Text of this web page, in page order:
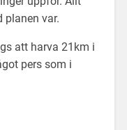
planen var.
att harva 21km i
pers som i